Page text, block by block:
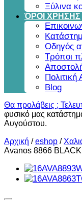
Ξύλινα
ΌΡΟΙ ΧΡΗΣΗΣ
Οδηγός
Τρόποι
Blog
Θα προλάβεις ;
φυσικό μας
Αυγούστου.
Αρχική /eshop /
Avanos 8866